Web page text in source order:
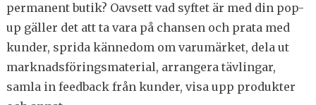
permanent butik? Oavsett vad syftet är med din pop-
up gäller det att ta vara på chansen och prata med
kunder, sprida kännedom om varumärket, dela ut
marknadsföringsmaterial, arrangera tävlingar,
samla in feedback från kunder, visa upp produkter